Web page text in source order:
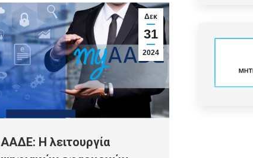
Δεκ
31
2024
ΑΑΔΕ: Η λειτουργία